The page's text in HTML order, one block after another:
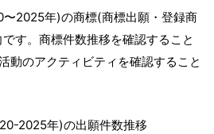
2025年)の商標(商標出願・登録商
す。商標件数推移を確認すること
動のアクティビティを確認すること
2025年)の出願件数推移